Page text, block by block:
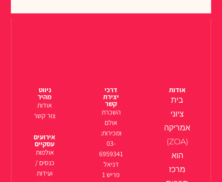
אודות
בית
ציוני
אמריקה
(ZOA)
הוא
מרכז
דרכי
יצירת
קשר
השכרת
אולם
ומכירות:
03-
6959341
דניאל
פריש 1
ניווט
מהיר
אודות
צור קשר
אירועים
עסקיים
אולמות
כנסים /
ועידות